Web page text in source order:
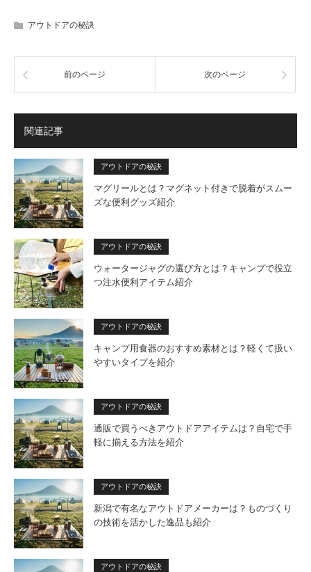
アウトドアの秘訣
前のページ 次のページ
関連記事
アウトドアの秘訣
マグリールとは？マグネット付きで脱着がスムー
ズな便利グッズ紹介
アウトドアの秘訣
ウォータージャグの選び方とは？キャンプで役立
つ注水便利アイテム紹介
アウトドアの秘訣
キャンプ用食器のおすすめ素材とは？軽くて扱い
やすいタイプを紹介
アウトドアの秘訣
通販で買うべきアウトドアアイテムは？自宅で手
軽に揃える方法を紹介
アウトドアの秘訣
新潟で有名なアウトドアメーカーは？ものづくり
の技術を活かした逸品も紹介
アウトドアの秘訣